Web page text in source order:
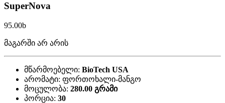
SuperNova
95.00b
მაგარში არ არის
მწარმოებელი: BioTech USA
არომატი: ფორთოხალი-მანგო
მოცულობა: 280.00 გრამი
პორცია: 30